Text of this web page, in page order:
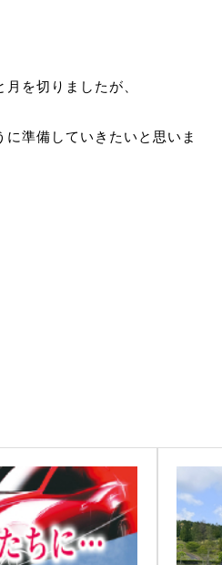
を切りましたが、
準備していきたいと思いま